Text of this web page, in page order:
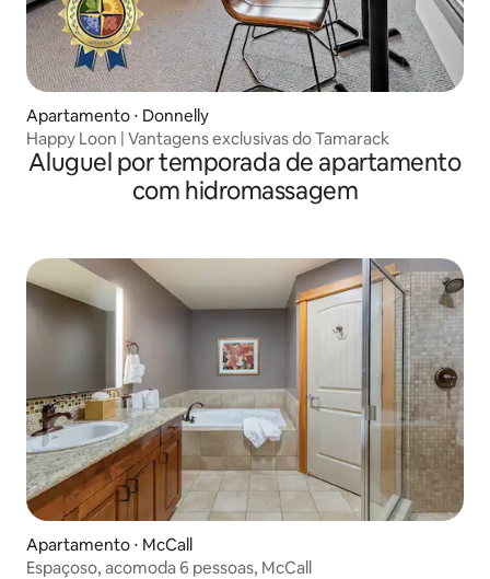
Apartamento ⋅ Donnelly
Happy Loon | Vantagens exclusivas do Tamarack
Aluguel por temporada de apartamento
com hidromassagem
Apartamento ⋅ McCall
Espaçoso, acomoda 6 pessoas, McCall